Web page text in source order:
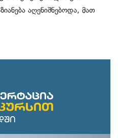
აღენიშნებოდა, მათ